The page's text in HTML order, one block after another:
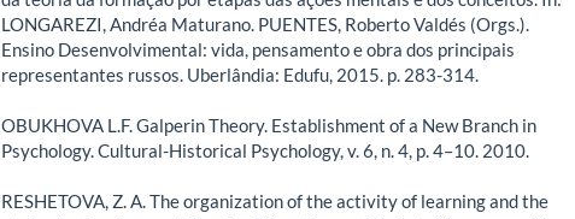
LONGAREZI, Andréa Maturano. PUENTES, Roberto Valdés (Orgs.).
Ensino Desenvolvimental: vida, pensamento e obra dos principais
representantes russos. Uberlândia: Edufu, 2015. p. 283-314.
OBUKHOVA L.F. Galperin Theory. Establishment of a New Branch in
Psychology. Cultural-Historical Psychology, v. 6, n. 4, p. 4–10. 2010.
RESHETOVA, Z. A. The organization of the activity of learning and the